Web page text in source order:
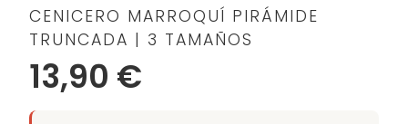
CENICERO MARROQUÍ PIRÁMIDE
TRUNCADA | 3 TAMAÑOS
13,90 €